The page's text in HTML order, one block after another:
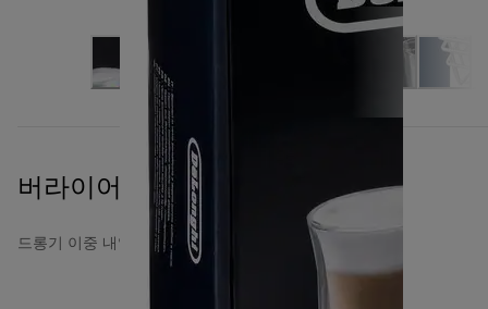
버라이어티 컬렉션
드롱기 이중 내열 유리잔